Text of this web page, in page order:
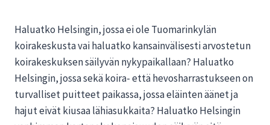
Haluatko Helsingin, jossa ei ole Tuomarinkylän
koirakeskusta vai haluatko kansainvälisesti arvostetun
koirakeskuksen säilyvän nykypaikallaan? Haluatko
Helsingin, jossa sekä koira- että hevosharrastukseen on
turvalliset puitteet paikassa, jossa eläinten äänet ja
hajut eivät kiusaa lähiasukkaita? Haluatko Helsingin